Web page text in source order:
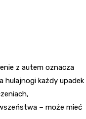
z autem oznacza
hulajnogi każdy upadek
– może mieć